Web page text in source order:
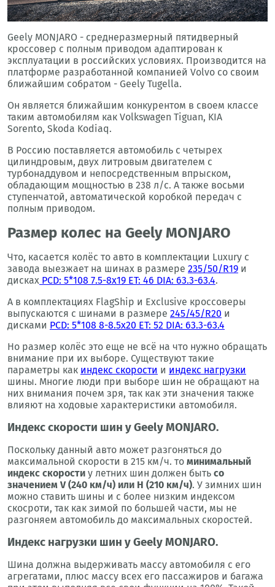
Geely MONJARO - среднеразмерный пятидверный
кроссовер с полным приводом адаптирован к
эксплуатации в российских условиях. Производится на
платформе разработанной компанией Volvo со своим
ближайшим собратом - Geely Tugella.
Он является ближайшим конкурентом в своем классе
таким автомобилям как Volkswagen Tiguan, KIA
Sorento, Skoda Kodiaq.
В Россию поставляется автомобиль с четырех
цилиндровым, двух литровым двигателем с
турбонаддувом и непосредственным впрыском,
обладающим мощностью в 238 л/с. А также восьми
ступенчатой, автоматической коробкой передач с
полным приводом.
Размер колес на Geely MONJARO
Что, касается колёс то авто в комплектации Luxury с
завода выезжает на шинах в размере 235/50/R19 и
дисках PCD: 5*108 7.5-8x19 ET: 46 DIA: 63.3-63.4.
А в комплектациях FlagShip и Exclusive кроссоверы
выпускаются с шинами в размере 245/45/R20 и
дисками PCD: 5*108 8-8.5x20 ET: 52 DIA: 63.3-63.4
Но размер колёс это еще не всё на что нужно обращать
внимание при их выборе. Существуют такие
параметры как индекс скорости и индекс нагрузки
шины. Многие люди при выборе шин не обращают на
них внимания почем зря, так как эти значения также
влияют на ходовые характеристики автомобиля.
Индекс скорости шин у Geely MONJARO.
Поскольку данный авто может разгоняться до
максимальной скорости в 215 км/ч. то минимальный
индекс скорости у летних шин должен быть со
значением V (240 км/ч) или H (210 км/ч). У зимних шин
можно ставить шины и с более низким индексом
скосроти, так как зимой по большей части, мы не
разгоняем автомобиль до максимальных скоростей.
Индекс нагрузки шин у Geely MONJARO.
Шина должна выдерживать массу автомобиля с его
агрегатами, плюс массу всех его пассажиров и багажа